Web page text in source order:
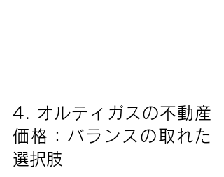
4. オルティガスの不動産
価格：バランスの取れた
選択肢